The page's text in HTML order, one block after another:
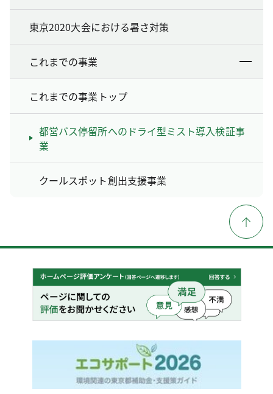
東京2020大会における暑さ対策
これまでの事業
これまでの事業トップ
都営バス停留所へのドライ型ミスト導入検証事
業
クールスポット創出支援事業